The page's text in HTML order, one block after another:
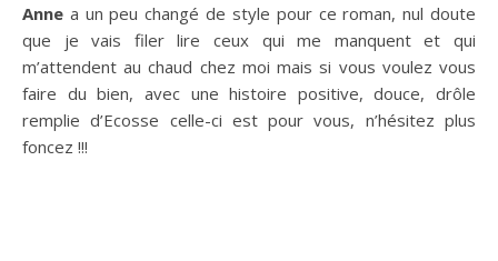
Anne a un peu changé de style pour ce roman, nul doute
que je vais filer lire ceux qui me manquent et qui
m’attendent au chaud chez moi mais si vous voulez vous
faire du bien, avec une histoire positive, douce, drôle
remplie d’Ecosse celle-ci est pour vous, n’hésitez plus
foncez !!!